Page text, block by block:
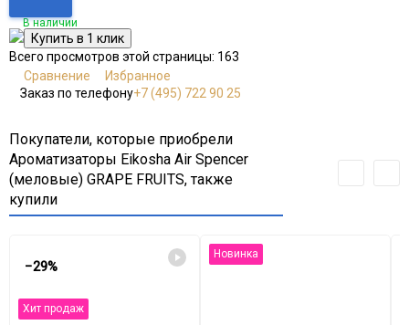
В наличии
Всего просмотров этой страницы: 163
Сравнение
Избранное
Заказ по телефону+7 (495) 722 90 25
Покупатели, которые приобрели
Ароматизаторы Eikosha Air Spencer
(меловые) GRAPE FRUITS, также
купили
−29%
Хит продаж
Новинка